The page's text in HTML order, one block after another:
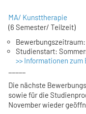
MA/ Kunsttherapie
(6 Semester/ Teilzeit)
Bewerbungszeitraum:
Studienstart:
>> Informationen
Die nächste
sowie für die
November wieder